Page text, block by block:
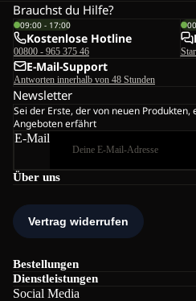
Über uns
Bestellungen
Dienstleistungen
Social Media
Brauchst du Hilfe?
09:00 - 17:00
Kostenlose Hotline
00800 - 965 375 46
E-Mail-Support
Antworten innerhalb von 48 Stunden
Newsletter
Sei der Erste, der von neuen Produkten,
Angeboten erfährt
E-Mail